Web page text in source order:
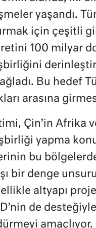
yaşandı.
için çeşitli
100 milyar
Bu hedef
arasına
Çin’in Afrika
yapma
bu
bir denge
altyapı
de
amaçlıyor​.